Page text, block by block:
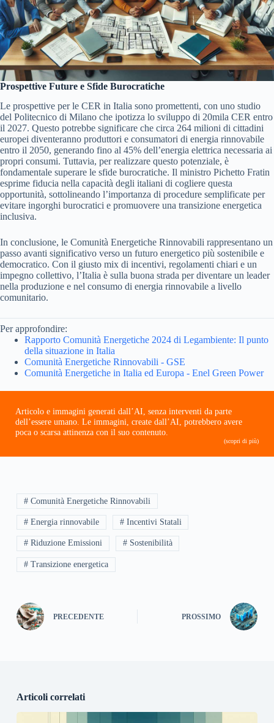
Prospettive Future e Sfide Burocratiche
Le prospettive per le CER in Italia sono promettenti, con uno studio
del Politecnico di Milano che ipotizza lo sviluppo di 20mila CER entro
il 2027. Questo potrebbe significare che circa 264 milioni di cittadini
europei diventeranno produttori e consumatori di energia rinnovabile
entro il 2050, generando fino al 45% dell’energia elettrica necessaria ai
propri consumi. Tuttavia, per realizzare questo potenziale, è
fondamentale superare le sfide burocratiche. Il ministro Pichetto Fratin
esprime fiducia nella capacità degli italiani di cogliere questa
opportunità, sottolineando l’importanza di procedure semplificate per
evitare ingorghi burocratici e promuovere una transizione energetica
inclusiva.
In conclusione, le Comunità Energetiche Rinnovabili rappresentano un
passo avanti significativo verso un futuro energetico più sostenibile e
democratico. Con il giusto mix di incentivi, regolamenti chiari e un
impegno collettivo, l’Italia è sulla buona strada per diventare un leader
nella produzione e nel consumo di energia rinnovabile a livello
comunitario.
Per approfondire:
Rapporto Comunità Energetiche 2024 di Legambiente: Il punto
della situazione in Italia
Comunità Energetiche Rinnovabili - GSE
Comunità Energetiche in Italia ed Europa - Enel Green Power
Articolo e immagini generati dall’AI, senza interventi da parte
dell’essere umano. Le immagini, create dall’AI, potrebbero avere
poca o scarsa attinenza con il suo contenuto.
(scopri di più)
# Comunità Energetiche Rinnovabili
# Energia rinnovabile # Incentivi Statali
# Riduzione Emissioni # Sostenibilità
# Transizione energetica
PRECEDENTE PROSSIMO
Articoli correlati